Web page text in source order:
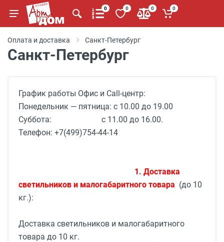
0 0 0 0
Оплата и доставка Санкт-Петербург
Санкт-Петербург
График работы Офис и Call-центр:
Понедельник — пятница: с 10.00 до 19.00
Суббота: с 11.00 до 16.00.
Телефон: +7(499)754-44-14
1. Доставка
светильников и малогабаритного товара (до 10
кг.):
Доставка светильников и малогабаритного
товара до 10 кг.